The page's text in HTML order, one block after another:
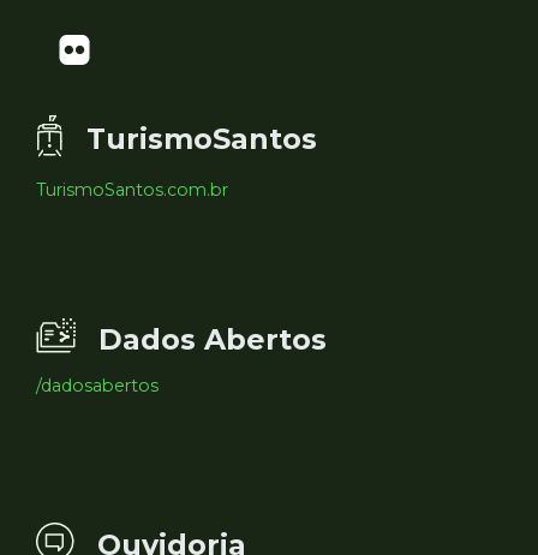
TurismoSantos
TurismoSantos.com.br
Dados Abertos
/dadosabertos
Ouvidoria